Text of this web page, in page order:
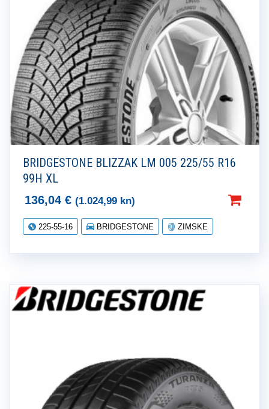
BRIDGESTONE BLIZZAK LM 005 225/55 R16
99H XL
136,04 € (1.024,99 kn)
225-55-16 BRIDGESTONE ZIMSKE